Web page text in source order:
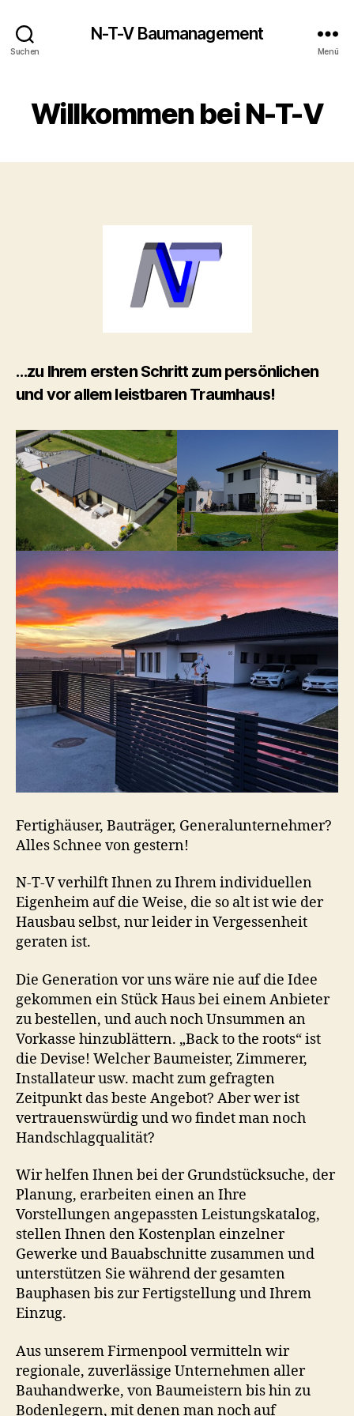
Suchen
N-T-V Baumanagement
Menü
Willkommen bei N-T-V
…zu Ihrem ersten Schritt zum persönlichen
und vor allem leistbaren Traumhaus!
Fertighäuser, Bauträger, Generalunternehmer?
Alles Schnee von gestern!
N-T-V verhilft Ihnen zu Ihrem individuellen
Eigenheim auf die Weise, die so alt ist wie der
Hausbau selbst, nur leider in Vergessenheit
geraten ist.
Die Generation vor uns wäre nie auf die Idee
gekommen ein Stück Haus bei einem Anbieter
zu bestellen, und auch noch Unsummen an
Vorkasse hinzublättern. „Back to the roots“ ist
die Devise! Welcher Baumeister, Zimmerer,
Installateur usw. macht zum gefragten
Zeitpunkt das beste Angebot? Aber wer ist
vertrauenswürdig und wo findet man noch
Handschlagqualität?
Wir helfen Ihnen bei der Grundstücksuche, der
Planung, erarbeiten einen an Ihre
Vorstellungen angepassten Leistungskatalog,
stellen Ihnen den Kostenplan einzelner
Gewerke und Bauabschnitte zusammen und
unterstützen Sie während der gesamten
Bauphasen bis zur Fertigstellung und Ihrem
Einzug.
Aus unserem Firmenpool vermitteln wir
regionale, zuverlässige Unternehmen aller
Bauhandwerke, von Baumeistern bis hin zu
Bodenlegern, mit denen man noch auf